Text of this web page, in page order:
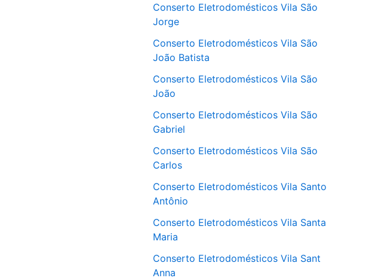
Conserto Eletrodomésticos Vila São
Jorge
Conserto Eletrodomésticos Vila São
João Batista
Conserto Eletrodomésticos Vila São
João
Conserto Eletrodomésticos Vila São
Gabriel
Conserto Eletrodomésticos Vila São
Carlos
Conserto Eletrodomésticos Vila Santo
Antônio
Conserto Eletrodomésticos Vila Santa
Maria
Conserto Eletrodomésticos Vila Sant
Anna